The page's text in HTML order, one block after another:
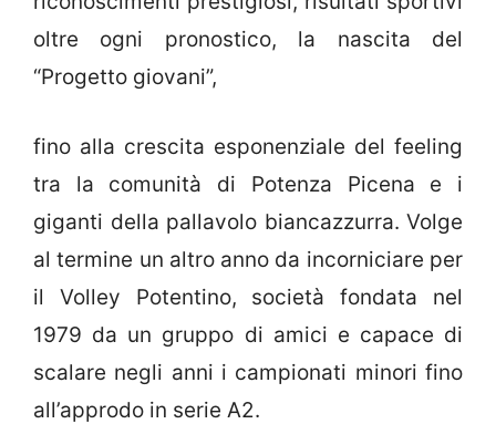
oltre ogni pronostico, la nascita del
“Progetto giovani”,
fino alla crescita esponenziale del feeling
tra la comunità di Potenza Picena e i
giganti della pallavolo biancazzurra. Volge
al termine un altro anno da incorniciare per
il Volley Potentino, società fondata nel
1979 da un gruppo di amici e capace di
scalare negli anni i campionati minori fino
all’approdo in serie A2.